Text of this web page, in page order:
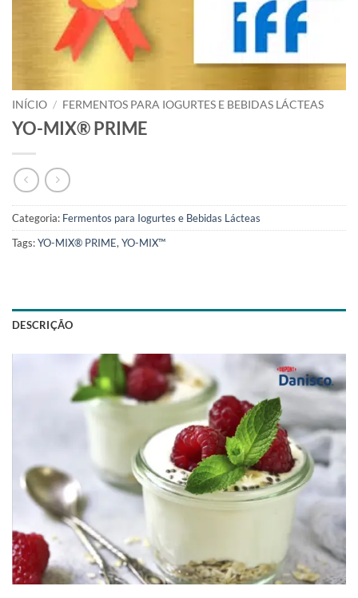
INÍCIO / FERMENTOS PARA IOGURTES E BEBIDAS LÁCTEAS
YO-MIX® PRIME
Categoria: Fermentos para Iogurtes e Bebidas Lácteas
Tags:YO-MIX® PRIME,YO-MIX™
DESCRIÇÃO